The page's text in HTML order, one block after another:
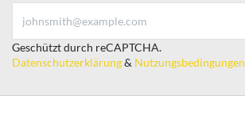
Geschützt durch reCAPTCHA.
Datenschutzerklärung& Nutzungsbedingungen